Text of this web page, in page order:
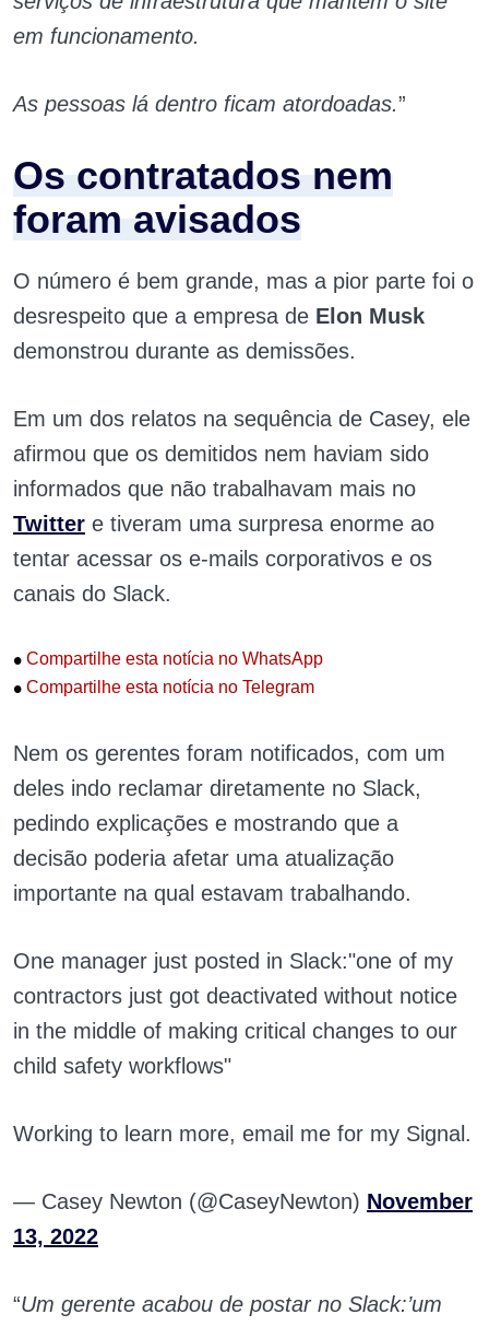
em funcionamento.
As pessoas lá dentro ficam atordoadas.”
Os contratados nem
foram avisados
O número é bem grande, mas a pior parte foi o
desrespeito que a empresa de Elon Musk
demonstrou durante as demissões.
Em um dos relatos na sequência de Casey, ele
afirmou que os demitidos nem haviam sido
informados que não trabalhavam mais no
Twitter e tiveram uma surpresa enorme ao
tentar acessar os e-mails corporativos e os
canais do Slack.
• Compartilhe esta notícia no WhatsApp
• Compartilhe esta notícia no Telegram
Nem os gerentes foram notificados, com um
deles indo reclamar diretamente no Slack,
pedindo explicações e mostrando que a
decisão poderia afetar uma atualização
importante na qual estavam trabalhando.
One manager just posted in Slack:"one of my
contractors just got deactivated without notice
in the middle of making critical changes to our
child safety workflows"
Working to learn more, email me for my Signal.
— Casey Newton (@CaseyNewton) November
13, 2022
“Um gerente acabou de postar no Slack:’um